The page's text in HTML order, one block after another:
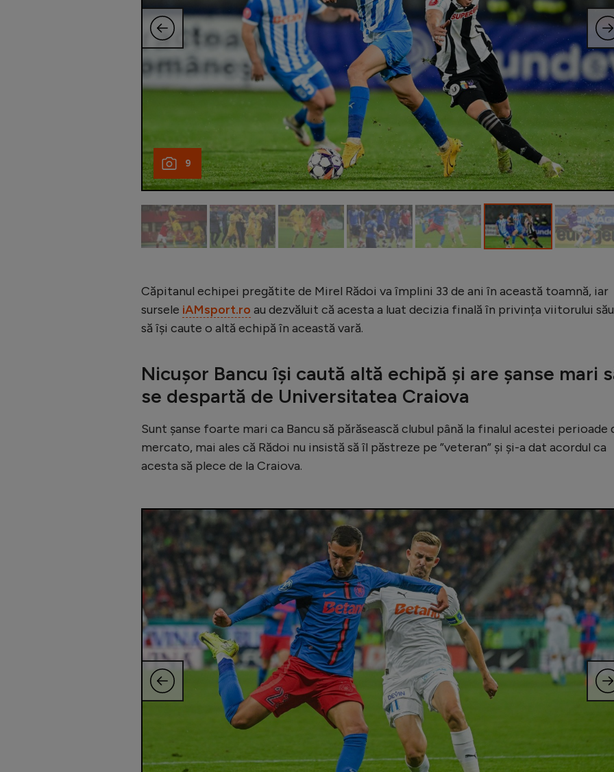
9
Căpitanul echipei pregătite de Mirel Rădoi va împlini 33 de ani în această toamnă, iar
sursele iAMsport.ro au dezvăluit că acesta a luat decizia finală în privința viitorului
să își caute o altă echipă în această vară.
Nicușor Bancu își caută altă echipă și are șanse mari
se despartă de Universitatea Craiova
Sunt șanse foarte mari ca Bancu să părăsească clubul până la finalul acestei perioade
mercato, mai ales că Rădoi nu insistă să îl păstreze pe ”veteran” și și-a dat acordul ca
acesta să plece de la Craiova.